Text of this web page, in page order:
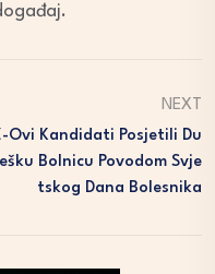
NEXT
Ovi Kandidati Posjetili Du
Bolnicu Povodom Svje
Tskog Dana Bolesnika